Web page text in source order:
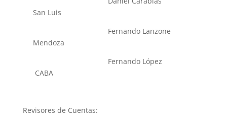
San Luis
Fernando Lanzone
Mendoza
Fernando López
CABA
Revisores de Cuentas: